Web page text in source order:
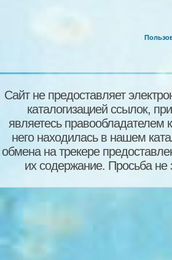
Сайт не предоставляет
каталогизацией ссылок,
являетесь правообладателем
него находилась в нашем
обмена на трекере
их содержание. Просьба